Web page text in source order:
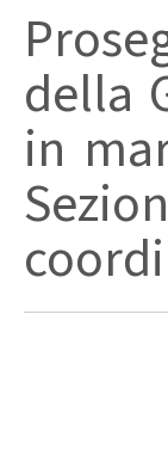
della
in